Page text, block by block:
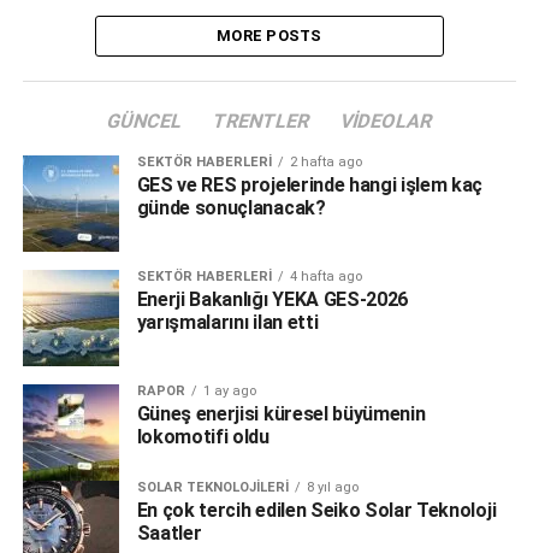
MORE POSTS
GÜNCEL TRENTLER VIDEOLAR
SEKTÖR HABERLERI 2 hafta ago
GES ve RES projelerinde hangi işlem kaç
günde sonuçlanacak?
SEKTÖR HABERLERI 4 hafta ago
Enerji Bakanlığı YEKA GES-2026
yarışmalarını ilan etti
RAPOR 1 ay ago
Güneş enerjisi küresel büyümenin
lokomotifi oldu
SOLAR TEKNOLOJILERI 8 yıl ago
En çok tercih edilen Seiko Solar Teknoloji
Saatler